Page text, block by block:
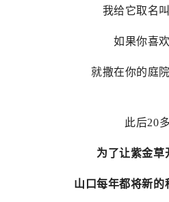
我给它取名叫
如果你喜
就撒在你的庭
此后20
为了让紫金草
山口每年都将新的